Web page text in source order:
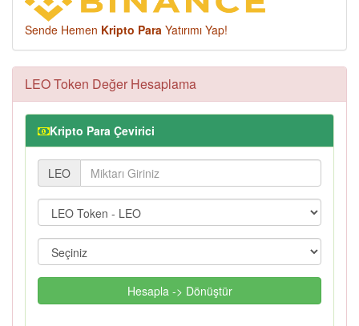
Sende Hemen Kripto Para Yatırımı Yap!
LEO Token Değer Hesaplama
Kripto Para Çevirici
LEO
Hesapla -> Dönüştür